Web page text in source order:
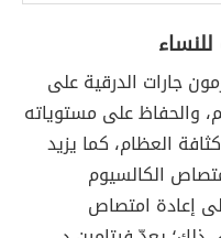
جارات الدرقية على
والحفاظ على مستوياته
العظام، كما يزيد
الكالسيوم
إعادة امتصاص